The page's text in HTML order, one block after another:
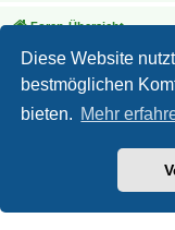
Diese Website
bestmöglichen
bieten. Mehr
Foren-Übersicht